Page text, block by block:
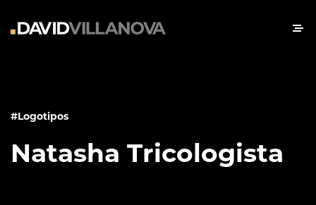
#Logotipos
Natasha Tricologista